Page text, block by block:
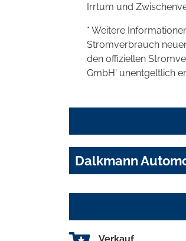
Irrtum und
* Weitere
Stromverbrauch
den offiziellen
GmbH' unentgeltlich
Dalkmann
Verkauf